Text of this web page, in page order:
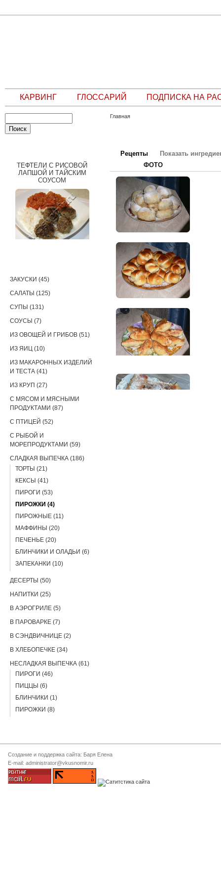
КАРВИНГ ГЛОССАРИЙ ПОДПИСКА НА
Главная
Рецепты
Показать
ФОТО
ТЕФТЕЛИ С РИСОВОЙ
ЛАПШОЙ И ТАЙСКИМ
СОУСОМ
ЗАКУСКИ (45)
САЛАТЫ (125)
СУПЫ (131)
СОУСЫ (7)
ИЗ ОВОЩЕЙ И ГРИБОВ (51)
ИЗ ЯИЦ (10)
ИЗ МАКАРОННЫХ ИЗДЕЛИЙ
И ТЕСТА (41)
ИЗ КРУП (27)
С МЯСОМ И МЯСНЫМИ
ПРОДУКТАМИ (87)
С ПТИЦЕЙ (52)
С РЫБОЙ И
МОРЕПРОДУКТАМИ (59)
СЛАДКАЯ ВЫПЕЧКА (186)
ТОРТЫ (21)
КЕКСЫ (41)
ПИРОГИ (53)
ПИРОЖКИ (4)
ПИРОЖНЫЕ (11)
МАФФИНЫ (20)
ПЕЧЕНЬЕ (20)
БЛИНЧИКИ И ОЛАДЬИ (6)
ЗАПЕКАНКИ (10)
ДЕСЕРТЫ (50)
НАПИТКИ (25)
В АЭРОГРИЛЕ (5)
В ПАРОВАРКЕ (7)
В СЭНДВИЧНИЦЕ (2)
В ХЛЕБОПЕЧКЕ (34)
НЕСЛАДКАЯ ВЫПЕЧКА (61)
ПИРОГИ (46)
ПИЦЦЫ (6)
БЛИНЧИКИ (1)
ПИРОЖКИ (8)
Создание и поддержка сайта: Баря Елена
E-mail: administrator@vkusnomir.ru